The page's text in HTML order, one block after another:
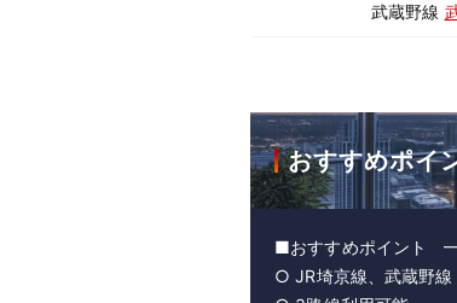
武蔵野線
おすすめポイ
■おすすめポイン
○ JR埼京線、武蔵野線